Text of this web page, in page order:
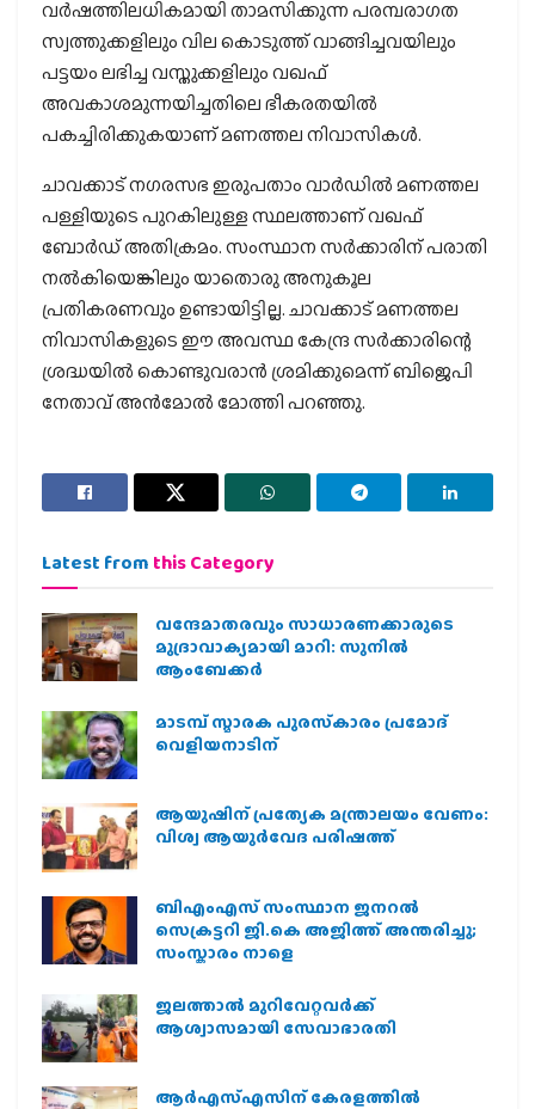
വര്‍ഷത്തിലധികമായി താമസിക്കുന്ന പരമ്പരാഗത
സ്വത്തുക്കളിലും വില കൊടുത്ത് വാങ്ങിച്ചവയിലും
പട്ടയം ലഭിച്ച വസ്തുക്കളിലും വഖഫ്
അവകാശമുന്നയിച്ചതിലെ ഭീകരതയില്‍
പകച്ചിരിക്കുകയാണ് മണത്തല നിവാസികള്‍.
ചാവക്കാട് നഗരസഭ ഇരുപതാം വാര്‍ഡില്‍ മണത്തല
പള്ളിയുടെ പുറകിലുള്ള സ്ഥലത്താണ് വഖഫ്
ബോര്‍ഡ് അതിക്രമം. സംസ്ഥാന സര്‍ക്കാരിന് പരാതി
നല്‍കിയെങ്കിലും യാതൊരു അനുകൂല
പ്രതികരണവും ഉണ്ടായിട്ടില്ല. ചാവക്കാട് മണത്തല
നിവാസികളുടെ ഈ അവസ്ഥ കേന്ദ്ര സര്‍ക്കാരിന്റെ
ശ്രദ്ധയില്‍ കൊണ്ടുവരാന്‍ ശ്രമിക്കുമെന്ന് ബിജെപി
നേതാവ് അന്‍മോല്‍ മോത്തി പറഞ്ഞു.
Latest from this Category
വന്ദേമാതരവും സാധാരണക്കാരുടെ
മുദ്രാവാക്യമായി മാറി: സുനിൽ
ആംബേക്കർ
മാടമ്പ് സ്മാരക പുരസ്‌കാരം പ്രമോദ്
വെളിയനാടിന്
ആയുഷിന് പ്രത്യേക മന്ത്രാലയം വേണം:
വിശ്വ ആയുര്‍വേദ പരിഷത്ത്
ബിഎംഎസ് സംസ്ഥാന ജനറൽ
സെക്രട്ടറി ജി.കെ അജിത്ത് അന്തരിച്ചു;
സംസ്കാരം നാളെ
ജലത്താല്‍ മുറിവേറ്റവര്‍ക്ക്
ആശ്വാസമായി സേവാഭാരതി
ആര്‍എസ്എസിന് കേരളത്തില്‍